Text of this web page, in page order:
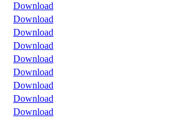
Download
Download
Download
Download
Download
Download
Download
Download
Download